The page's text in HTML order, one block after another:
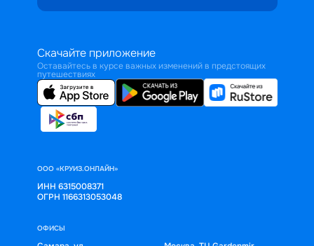
Скачайте приложение
Оставайтесь в курсе важных изменений в предстоящих
путешествиях
ООО «КРУИЗ.ОНЛАЙН»
ИНН 6315008371
ОГРН 1166313053048
ОФИСЫ